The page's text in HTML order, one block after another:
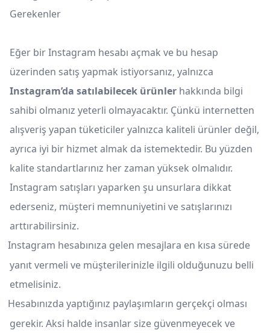
Gerekenler
Eğer bir Instagram hesabı açmak ve bu hesap
üzerinden satış yapmak istiyorsanız, yalnızca
Instagram’da satılabilecek ürünler hakkında bilgi
sahibi olmanız yeterli olmayacaktır. Çünkü internetten
alışveriş yapan tüketiciler yalnızca kaliteli ürünler değil,
ayrıca iyi bir hizmet almak da istemektedir. Bu yüzden
kalite standartlarınız her zaman yüksek olmalıdır.
Instagram satışları yaparken şu unsurlara dikkat
ederseniz, müşteri memnuniyetini ve satışlarınızı
arttırabilirsiniz.
Instagram hesabınıza gelen mesajlara en kısa sürede
yanıt vermeli ve müşterilerinizle ilgili olduğunuzu belli
etmelisiniz.
Hesabınızda yaptığınız paylaşımların gerçekçi olması
gerekir. Aksi halde insanlar size güvenmeyecek ve